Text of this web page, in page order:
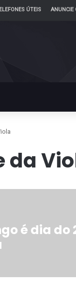
ÚTEIS ANUNCIE
da
é dia do